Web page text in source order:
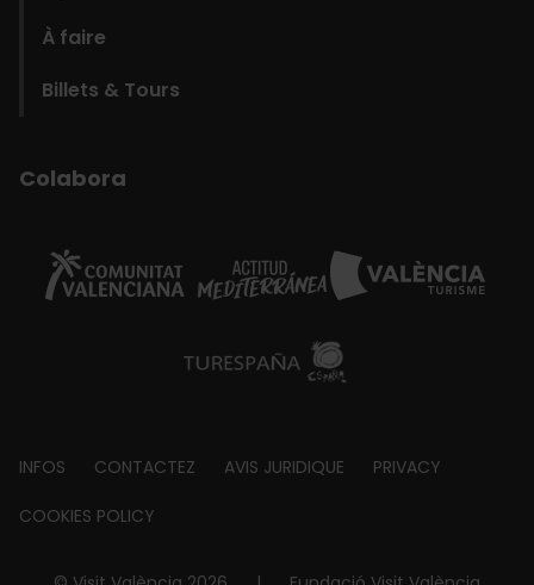
À faire
Billets & Tours
Colabora
Footer
about
INFOS CONTACTEZ AVIS JURIDIQUE PRIVACY
COOKIES POLICY